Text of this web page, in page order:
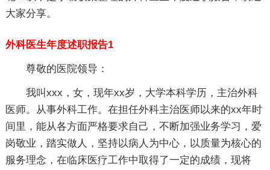
大家分享。
外科医生年度述职报告1
尊敬的医院领导：
我叫xxx，女，现年xx岁，大学本科学历，主治外科
医师。从事外科工作。在担任外科主治医师以来的xx年时
间里，能从各方面严格要求自己，不断加强业务学习，爱
岗敬业，踏实做人，坚持以病人为中心，以质量为核心的
服务理念，在临床医疗工作中取得了一定的成绩，现将